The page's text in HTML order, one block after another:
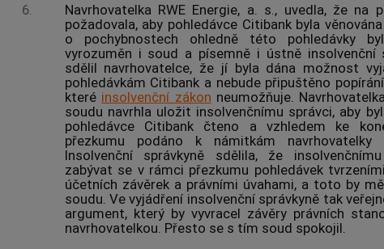
6.
Navrhovatelka RWE Energie, a. s., uvedla, že na
požadovala, aby pohledávce Citibank byla
o pochybnostech ohledně této pohledávky
vyrozuměn i soud a písemně i ústně insolvenční
sdělil navrhovatelce, že jí byla dána možnost
pohledávkám Citibank a nebude připuštěno
které insolvenční zákon neumožňuje.
soudu navrhla uložit insolvenčnímu správci, aby
pohledávce Citibank čteno a vzhledem ke
přezkumu podáno k námitkám navrhovatelky
Insolvenční správkyně sdělila, že
zabývat se v rámci přezkumu pohledávek
účetních závěrek a právními úvahami, a toto by
soudu. Ve vyjádření insolvenční správkyně tak
argument, který by vyvracel závěry právních
navrhovatelkou. Přesto se s tím soud spokojil.